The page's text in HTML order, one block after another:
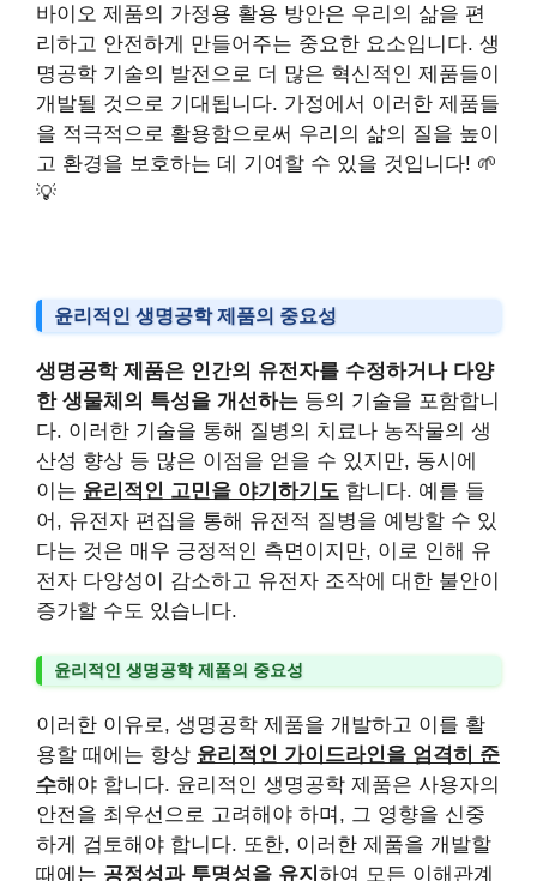
바이오 제품의 가정용 활용 방안은 우리의 삶을 편
리하고 안전하게 만들어주는 중요한 요소입니다. 생
명공학 기술의 발전으로 더 많은 혁신적인 제품들이
개발될 것으로 기대됩니다. 가정에서 이러한 제품들
을 적극적으로 활용함으로써 우리의 삶의 질을 높이
고 환경을 보호하는 데 기여할 수 있을 것입니다! 🌱
💡
윤리적인 생명공학 제품의 중요성
생명공학 제품은 인간의 유전자를 수정하거나 다양
한 생물체의 특성을 개선하는 등의 기술을 포함합니
다. 이러한 기술을 통해 질병의 치료나 농작물의 생
산성 향상 등 많은 이점을 얻을 수 있지만, 동시에
이는 윤리적인 고민을 야기하기도 합니다. 예를 들
어, 유전자 편집을 통해 유전적 질병을 예방할 수 있
다는 것은 매우 긍정적인 측면이지만, 이로 인해 유
전자 다양성이 감소하고 유전자 조작에 대한 불안이
증가할 수도 있습니다.
윤리적인 생명공학 제품의 중요성
이러한 이유로, 생명공학 제품을 개발하고 이를 활
용할 때에는 항상 윤리적인 가이드라인을 엄격히 준
수해야 합니다. 윤리적인 생명공학 제품은 사용자의
안전을 최우선으로 고려해야 하며, 그 영향을 신중
하게 검토해야 합니다. 또한, 이러한 제품을 개발할
때에는 공정성과 투명성을 유지 하여 모든 이해관계